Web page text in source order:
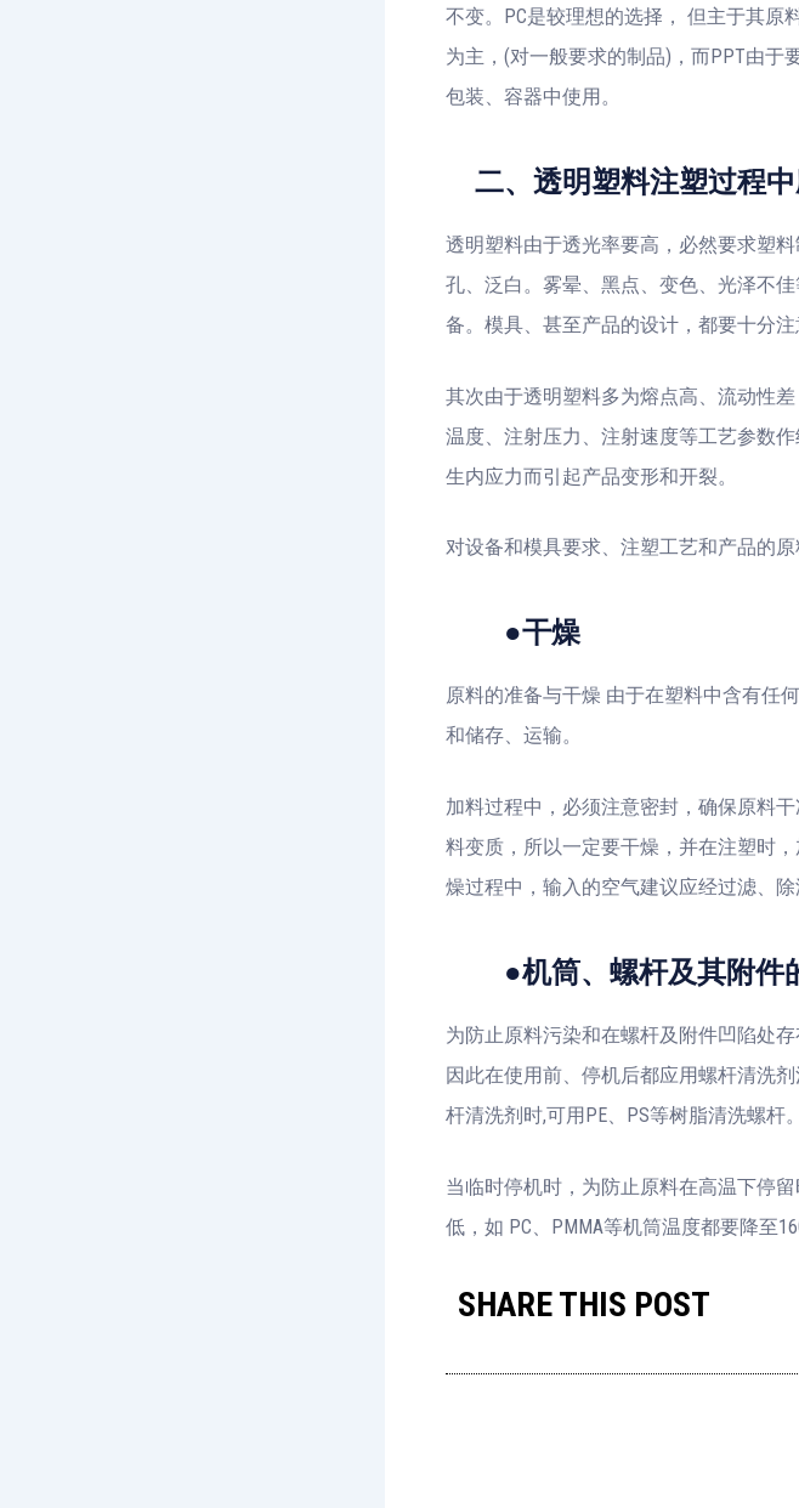
不变。PC是较理想的选择， 但主于其原
为主，(对一般要求的制品)，而PPT由于
包装、容器中使用。
二、透明塑料注塑过程
透明塑料由于透光率要高，必然要求塑
孔、泛白。雾晕、黑点、变色、光泽不
备。模具、甚至产品的设计，都要十分注
其次由于透明塑料多为熔点高、流动性
温度、注射压力、注射速度等工艺参数
生内应力而引起产品变形和开裂。
对设备和模具要求、注塑工艺和产品的
●干燥
原料的准备与干燥 由于在塑料中含有任
和储存、运输。
加料过程中，必须注意密封，确保原料
料变质，所以一定要干燥，并在注塑时
燥过程中，输入的空气建议应经过滤、除
●机筒、螺杆及其附件
为防止原料污染和在螺杆及附件凹陷处
因此在使用前、停机后都应用螺杆清洗
杆清洗剂时,可用PE、PS等树脂清洗螺杆。
当临时停机时，为防止原料在高温下停
低，如 PC、PMMA等机筒温度都要降至
SHARE THIS POST